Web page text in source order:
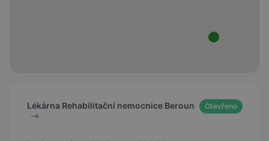
Lékárna Rehabilitační nemocnice Beroun Otevřeno